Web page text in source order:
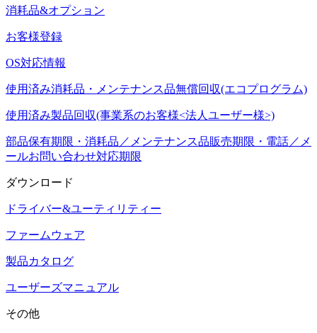
消耗品&オプション
お客様登録
OS対応情報
使用済み消耗品・メンテナンス品無償回収(エコプログラム)
使用済み製品回収(事業系のお客様<法人ユーザー様>)
部品保有期限・消耗品／メンテナンス品販売期限・電話／メ
ールお問い合わせ対応期限
ダウンロード
ドライバー&ユーティリティー
ファームウェア
製品カタログ
ユーザーズマニュアル
その他